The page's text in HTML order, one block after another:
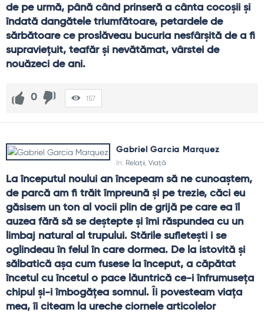
de pe urmă, până când prinseră a cânta cocoșii și
îndată dangătele triumfătoare, petardele de
sărbătoare ce proslăveau bucuria nesfârșită de a fi
supraviețuit, teafăr și nevătămat, vârstei de
nouăzeci de ani.
0 157
Gabriel Garcia Marquez
In: Relații, Viață
La începutul noului an începeam să ne cunoaștem,
de parcă am fi trăit împreună și pe trezie, căci eu
găsisem un ton al vocii plin de grijă pe care ea îl
auzea fără să se deștepte și îmi răspundea cu un
limbaj natural al trupului. Stările sufletești i se
oglindeau în felul în care dormea. De la istovită și
sălbatică așa cum fusese la început, a căpătat
încetul cu încetul o pace lăuntrică ce-i înfrumuseța
chipul și-i îmbogățea somnul. Îi povesteam viața
mea, îi citeam la ureche ciornele articolelor